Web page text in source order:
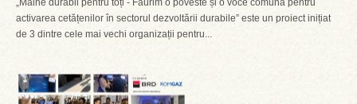
„Mâine durabil pentru toți - Făurim o poveste și o voce comună pentru
activarea cetățenilor în sectorul dezvoltării durabile” este un proiect inițiat
de 3 dintre cele mai vechi organizații pentru...